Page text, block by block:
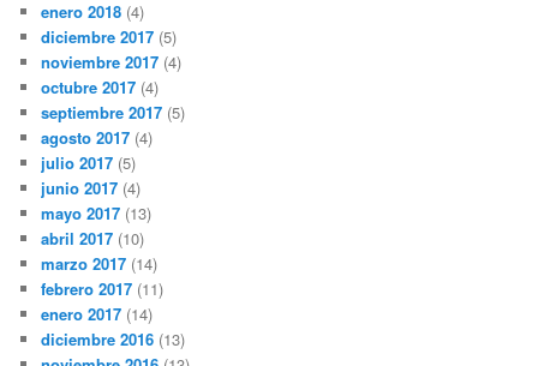
enero 2018 (4)
diciembre 2017 (5)
noviembre 2017 (4)
octubre 2017 (4)
septiembre 2017 (5)
agosto 2017 (4)
julio 2017 (5)
junio 2017 (4)
mayo 2017 (13)
abril 2017 (10)
marzo 2017 (14)
febrero 2017 (11)
enero 2017 (14)
diciembre 2016 (13)